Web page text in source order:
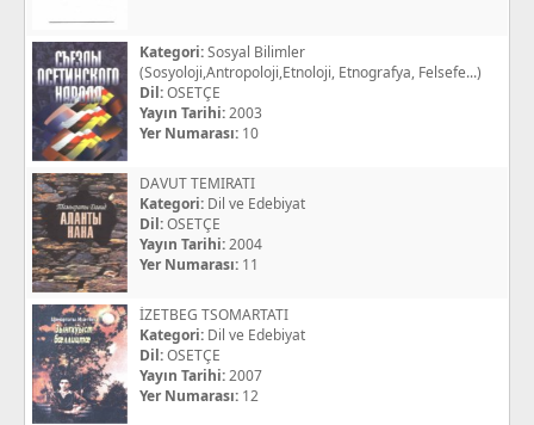
Kategori:Sosyal Bilimler
(Sosyoloji,Antropoloji,Etnoloji, Etnografya, Felsefe...)
Dil:OSETÇE
Yayın Tarihi:2003
Yer Numarası: 10
DAVUT TEMIRATI
Kategori: Dil ve Edebiyat
Dil:OSETÇE
Yayın Tarihi:2004
Yer Numarası: 11
İZETBEG TSOMARTATI
Kategori: Dil ve Edebiyat
Dil:OSETÇE
Yayın Tarihi:2007
Yer Numarası: 12